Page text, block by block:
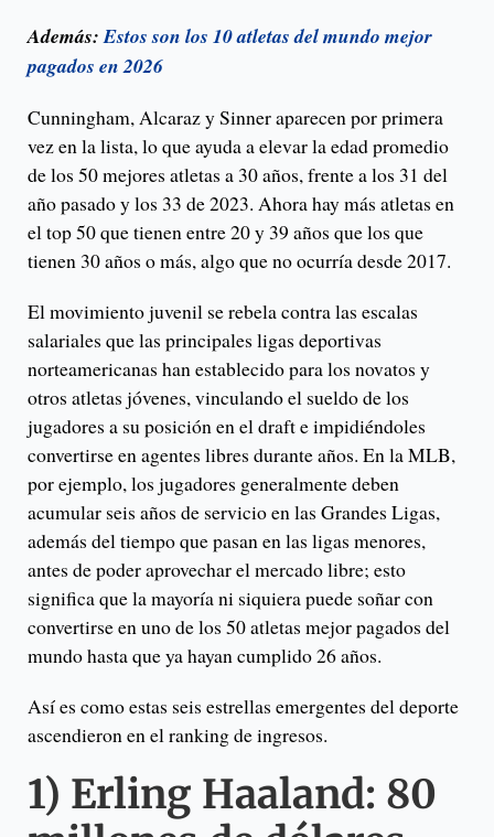
Además:Estos son los 10 atletas del mundo mejor
pagados en 2026
Cunningham, Alcaraz y Sinner aparecen por primera
vez en la lista, lo que ayuda a elevar la edad promedio
de los 50 mejores atletas a 30 años, frente a los 31 del
año pasado y los 33 de 2023. Ahora hay más atletas en
el top 50 que tienen entre 20 y 39 años que los que
tienen 30 años o más, algo que no ocurría desde 2017.
El movimiento juvenil se rebela contra las escalas
salariales que las principales ligas deportivas
norteamericanas han establecido para los novatos y
otros atletas jóvenes, vinculando el sueldo de los
jugadores a su posición en el draft e impidiéndoles
convertirse en agentes libres durante años. En la MLB,
por ejemplo, los jugadores generalmente deben
acumular seis años de servicio en las Grandes Ligas,
además del tiempo que pasan en las ligas menores,
antes de poder aprovechar el mercado libre; esto
significa que la mayoría ni siquiera puede soñar con
convertirse en uno de los 50 atletas mejor pagados del
mundo hasta que ya hayan cumplido 26 años.
Así es como estas seis estrellas emergentes del deporte
ascendieron en el ranking de ingresos.
1) Erling Haaland: 80